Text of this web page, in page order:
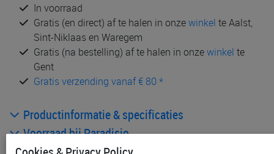
In voorraad
Gratis (en direct) af te halen in onzewinkel te Aalst,
Sint-Niklaas en Waregem
Gratis (na bestelling) af te halen in onzewinkel te
Gent
Gratis verzending vanaf € 80 *
Productinformatie & specificaties
Voorraad bij Paradisio